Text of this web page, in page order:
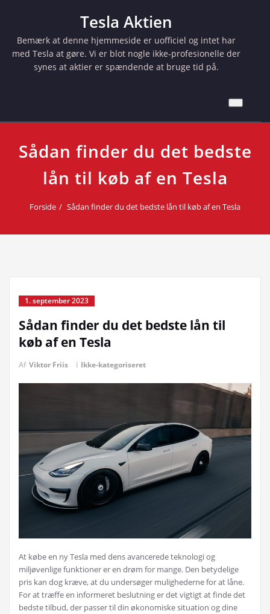
Tesla Aktien
Bemærk at denne hjemmeside er uofficiel og intet har
med Tesla at gøre. Vi er blot nogle ikke-profesionelle der
synes at aktier er spændende at bruge tid på.
Sådan finder du det bedste
lån til køb af en Tesla
Forside Sådan finder du det bedste lån til køb af en Tesla
1. september 2023
Sådan finder du det bedste lån til
køb af en Tesla
Af Viktor Friis i Ikke-kategoriseret
At købe en ny Tesla med dens avancerede teknologi og
miljøvenlige funktioner er en drøm for mange. Den betydelige
pris kan dog kræve, at du undersøger mulighederne for at låne.
For at træffe en informeret beslutning er det vigtigt at finde det
bedste tilbud, der passer til din økonomiske situation og dine